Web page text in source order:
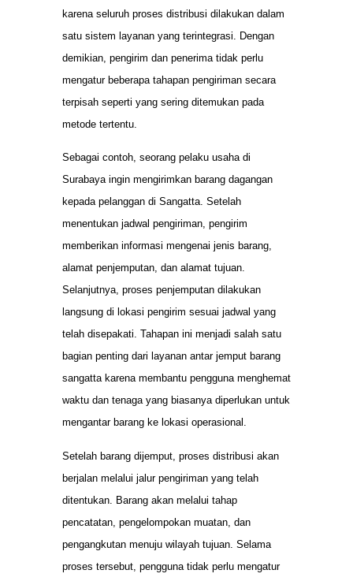
karena seluruh proses distribusi dilakukan dalam
satu sistem layanan yang terintegrasi. Dengan
demikian, pengirim dan penerima tidak perlu
mengatur beberapa tahapan pengiriman secara
terpisah seperti yang sering ditemukan pada
metode tertentu.
Sebagai contoh, seorang pelaku usaha di
Surabaya ingin mengirimkan barang dagangan
kepada pelanggan di Sangatta. Setelah
menentukan jadwal pengiriman, pengirim
memberikan informasi mengenai jenis barang,
alamat penjemputan, dan alamat tujuan.
Selanjutnya, proses penjemputan dilakukan
langsung di lokasi pengirim sesuai jadwal yang
telah disepakati. Tahapan ini menjadi salah satu
bagian penting dari layanan antar jemput barang
sangatta karena membantu pengguna menghemat
waktu dan tenaga yang biasanya diperlukan untuk
mengantar barang ke lokasi operasional.
Setelah barang dijemput, proses distribusi akan
berjalan melalui jalur pengiriman yang telah
ditentukan. Barang akan melalui tahap
pencatatan, pengelompokan muatan, dan
pengangkutan menuju wilayah tujuan. Selama
proses tersebut, pengguna tidak perlu mengatur